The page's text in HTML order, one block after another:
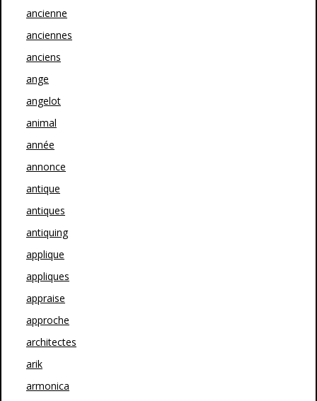
ancienne
anciennes
anciens
ange
angelot
animal
année
annonce
antique
antiques
antiquing
applique
appliques
appraise
approche
architectes
arik
armonica